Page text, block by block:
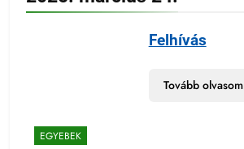
EGYEBEK
Felhívás
Tovább olvasom